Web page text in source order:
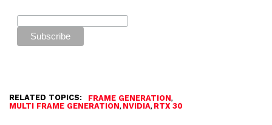
RELATED TOPICS: FRAME GENERATION,
MULTI FRAME GENERATION, NVIDIA, RTX 30